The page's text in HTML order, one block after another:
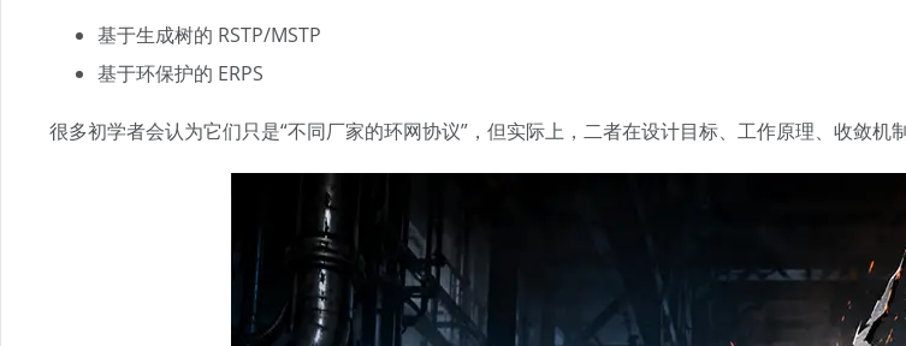
基于生成树的 RSTP/MSTP
基于环保护的 ERPS
很多初学者会认为它们只是“不同厂家的环网协议”，但实际上，二者在设计目标、工作原理、收敛机